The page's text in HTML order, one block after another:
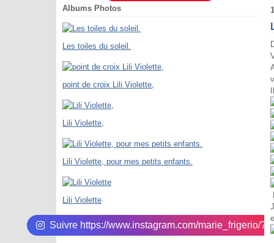
Albums Photos
Les toiles du soleil.
point de croix Lili Violette,
Lili Violette,
Lili Violette, pour mes petits enfants.
Lili Violette
Suivre https://www.instagram.com/marie_frigerio/